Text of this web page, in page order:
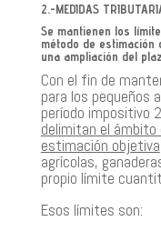
2.-MEDIDAS
Se mantienen los
método de estimación
una ampliación del
Con el fin de
para los pequeños
período impositivo
delimitan el ámbito
estimación objetiva
agrícolas,
propio límite
Esos límites son: